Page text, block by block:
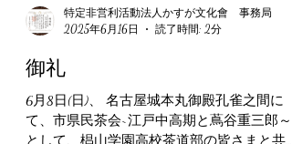
特定非営利活動法人かすが文化會 事務局
2025年6月16日
読了時間: 2分